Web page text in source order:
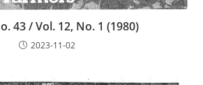
43 / Vol. 12, No. 1 (1980)
2023-11-02